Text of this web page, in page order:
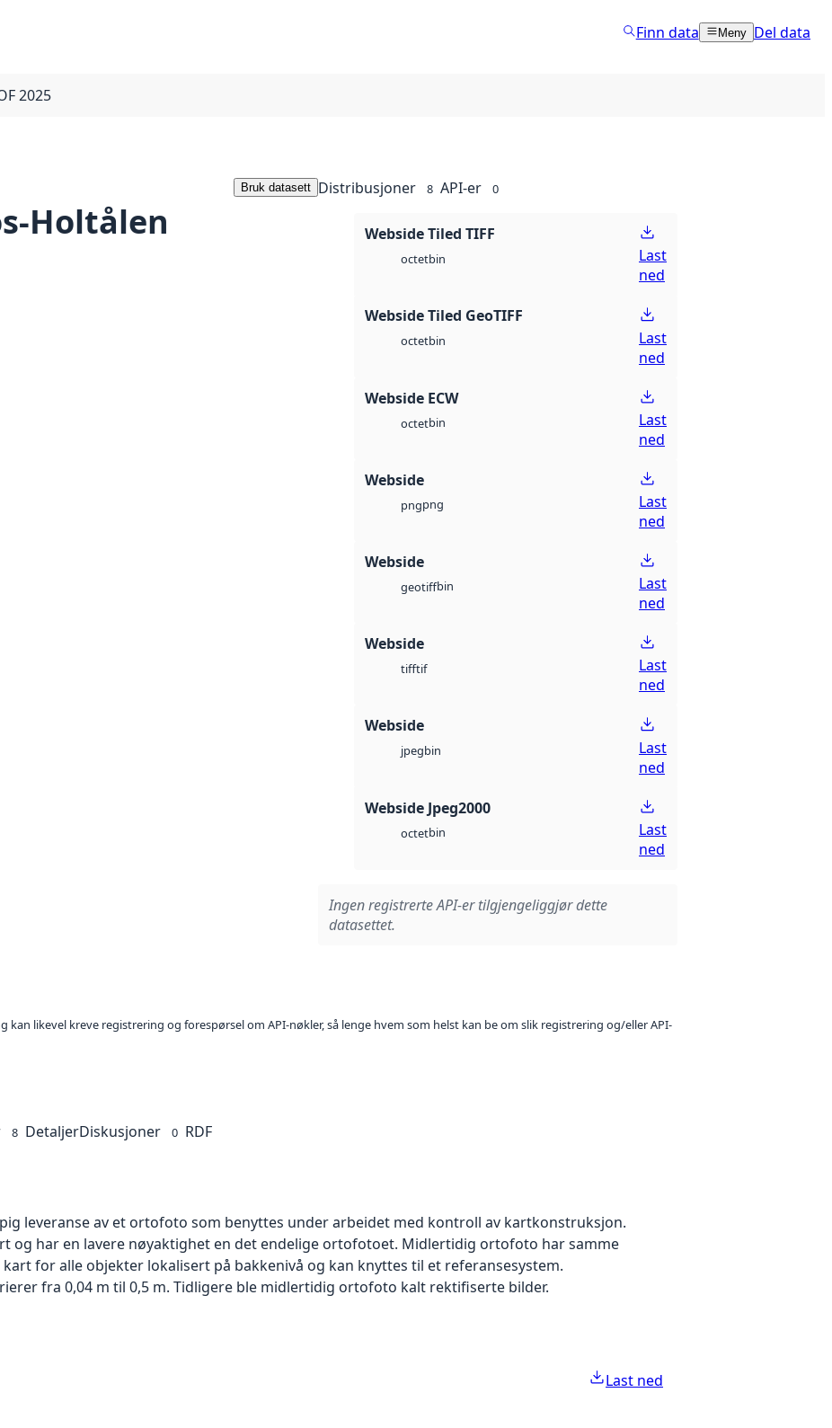
Finn data Meny Del data
2025
Holtålen
Bruk datasett Distribusjoner 8 API-er 0
Webside Tiled TIFF
octetbin
Last
ned
Webside Tiled GeoTIFF
octetbin
Last
ned
Webside ECW
octetbin
Last
ned
Webside
pngpng
Last
ned
Webside
geotiffbin
Last
ned
Webside
tifftif
Last
ned
Webside
jpegbin
Last
ned
Webside Jpeg2000
octetbin
Last
ned
Ingen registrerte API-er tilgjengeliggjør dette
datasettet.
kan likevel kreve registrering og forespørsel om API-nøkler, så lenge hvem som helst kan be om slik registrering og/eller API-
8 DetaljerDiskusjoner 0 RDF
leveranse av et ortofoto som benyttes under arbeidet med kontroll av kartkonstruksjon.
og har en lavere nøyaktighet en det endelige ortofotoet. Midlertidig ortofoto har samme
for alle objekter lokalisert på bakkenivå og kan knyttes til et referansesystem.
fra 0,04 m til 0,5 m. Tidligere ble midlertidig ortofoto kalt rektifiserte bilder.
Last ned